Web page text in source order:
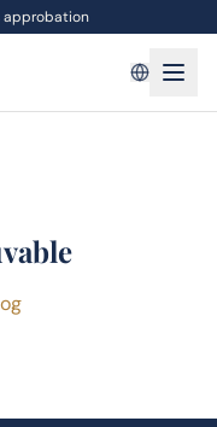
approbation